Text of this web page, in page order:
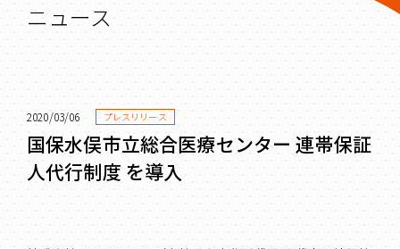
ニュース
2020/03/06 プレスリリース
国保水俣市立総合医療センター 連帯保証
人代行制度 を導入